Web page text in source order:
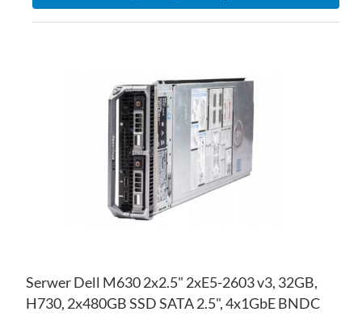
Serwer Dell M630 2x2.5" 2xE5-2603 v3, 32GB,
H730, 2x480GB SSD SATA 2.5", 4x1GbE BNDC